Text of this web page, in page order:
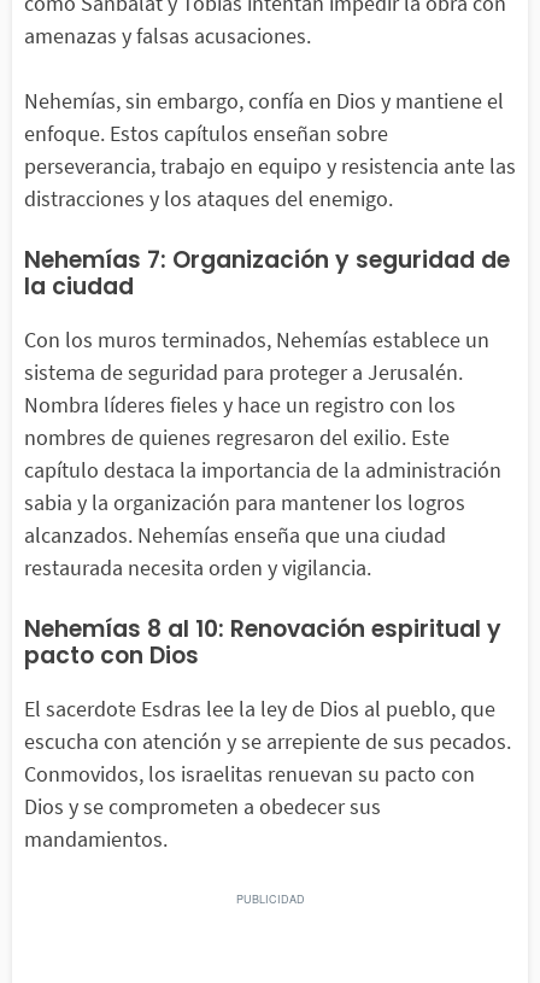
amenazas y falsas acusaciones.
Nehemías, sin embargo, confía en Dios y mantiene el
enfoque. Estos capítulos enseñan sobre
perseverancia, trabajo en equipo y resistencia ante las
distracciones y los ataques del enemigo.
Nehemías 7: Organización y seguridad de
la ciudad
Con los muros terminados, Nehemías establece un
sistema de seguridad para proteger a Jerusalén.
Nombra líderes fieles y hace un registro con los
nombres de quienes regresaron del exilio. Este
capítulo destaca la importancia de la administración
sabia y la organización para mantener los logros
alcanzados. Nehemías enseña que una ciudad
restaurada necesita orden y vigilancia.
Nehemías 8 al 10: Renovación espiritual y
pacto con Dios
El sacerdote Esdras lee la ley de Dios al pueblo, que
escucha con atención y se arrepiente de sus pecados.
Conmovidos, los israelitas renuevan su pacto con
Dios y se comprometen a obedecer sus
mandamientos.